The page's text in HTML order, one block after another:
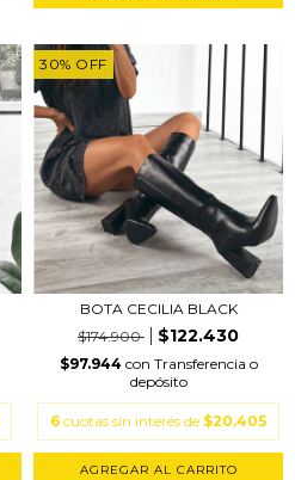
30% OFF
BOTA CECILIA BLACK
$174.900
$122.430
$97.944 con Transferencia o
depósito
6 cuotas sin interés de $20.405
AGREGAR AL CARRITO